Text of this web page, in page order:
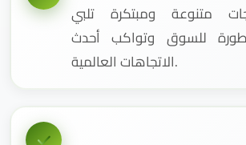
متنوعة ومبتكرة تلبي
للسوق وتواكب أحدث
الاتجاهات العالمية.